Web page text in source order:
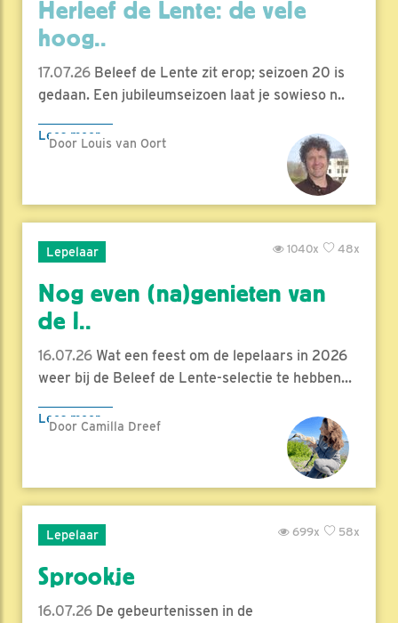
Herleef de Lente: de vele
hoog..
17.07.26 Beleef de Lente zit erop; seizoen 20 is
gedaan. Een jubileumseizoen laat je sowieso n..
Lees meer
Door Louis van Oort
Lepelaar 48x
1040x
Nog even (na)genieten van
de l..
16.07.26 Wat een feest om de lepelaars in 2026
weer bij de Beleef de Lente-selectie te hebben...
Lees meer
Door Camilla Dreef
Lepelaar 58x
699x
Sprookje
16.07.26 De gebeurtenissen in de